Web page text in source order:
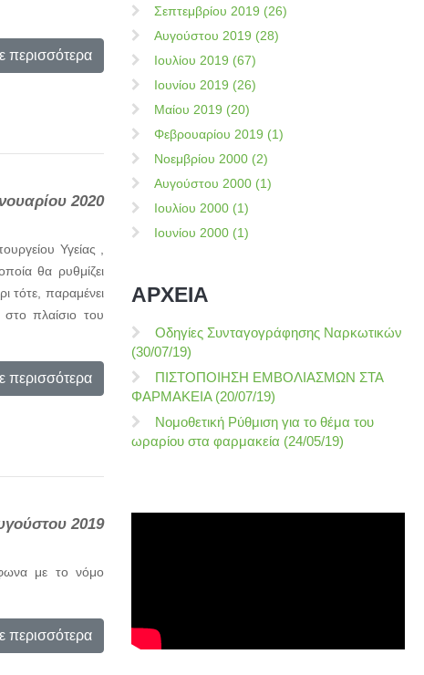
περισσότερα
2020
Υγείας ,
θα ρυθμίζει
τότε, παραμένει
πλαίσιο του
περισσότερα
2019
με το νόμο
περισσότερα
Σεπτεμβρίου 2019 (26)
Αυγούστου 2019 (28)
Ιουλίου 2019 (67)
Ιουνίου 2019 (26)
Μαίου 2019 (20)
Φεβρουαρίου 2019 (1)
Νοεμβρίου 2000 (2)
Αυγούστου 2000 (1)
Ιουλίου 2000 (1)
Ιουνίου 2000 (1)
ΑΡΧΕΙΑ
Οδηγίες Συνταγογράφησης Ναρκωτικών
(30/07/19)
ΠΙΣΤΟΠΟΙΗΣΗ ΕΜΒΟΛΙΑΣΜΩΝ ΣΤΑ
ΦΑΡΜΑΚΕΙΑ (20/07/19)
Νομοθετική Ρύθμιση για το θέμα του
ωραρίου στα φαρμακεία (24/05/19)